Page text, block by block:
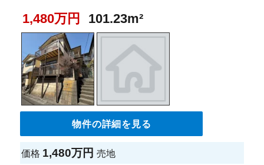
1,480万円 101.23m²
物件の詳細を見る
価格 1,480万円売地